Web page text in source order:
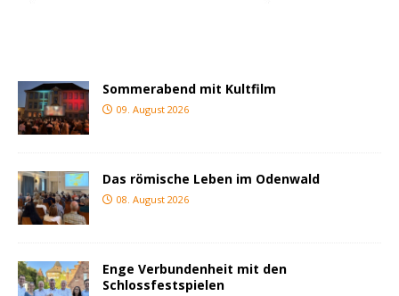
Sommerabend mit Kultfilm
09. August 2026
Das römische Leben im Odenwald
08. August 2026
Enge Verbundenheit mit den
Schlossfestspielen